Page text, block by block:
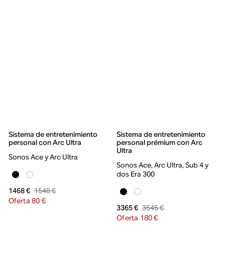
Sistema de entretenimiento
personal con Arc Ultra
Sonos Ace y Arc Ultra
1468 € 1548 €
Oferta 80 €
Sistema de entretenimiento
personal prémium con Arc
Ultra
Sonos Ace, Arc Ultra, Sub 4 y
dos Era 300
3365 € 3545 €
Oferta 180 €